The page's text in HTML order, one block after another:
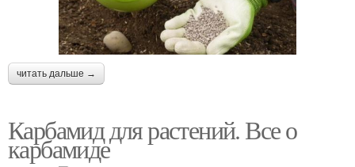
читать дальше →
Карбамид для растений. Все о
карбамиде